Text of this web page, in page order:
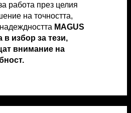
работа през целия
на точността,
MAGUS
избор за тези,
внимание на
работа през целия
на точността,
MAGUS
избор за тези,
внимание на